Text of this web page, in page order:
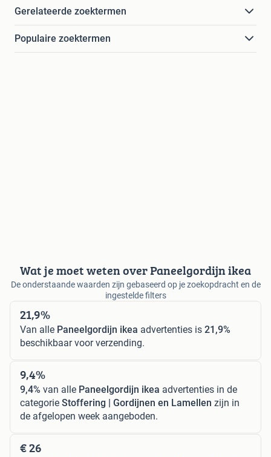
Gerelateerde zoektermen
Populaire zoektermen
Wat je moet weten over Paneelgordijn ikea
De onderstaande waarden zijn gebaseerd op je zoekopdracht en de
ingestelde filters
21,9%
Van alle Paneelgordijn ikea advertenties is 21,9%
beschikbaar voor verzending.
9,4%
9,4% van alle Paneelgordijn ikea advertenties in de
categorie Stoffering | Gordijnen en Lamellen zijn in
de afgelopen week aangeboden.
€ 26